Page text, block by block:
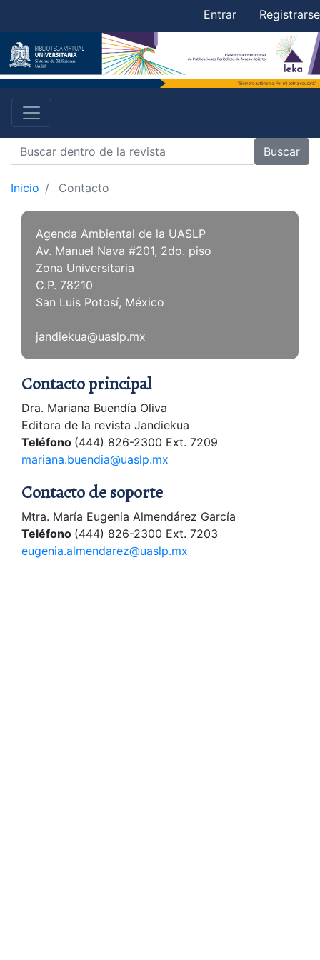
Entrar Registrarse
Buscar
Inicio Contacto
Agenda Ambiental de la UASLP
Av. Manuel Nava #201, 2do. piso
Zona Universitaria
C.P. 78210
San Luis Potosí, México
jandiekua@uaslp.mx
Contacto principal
Dra. Mariana Buendía Oliva
Editora de la revista Jandiekua
Teléfono (444) 826-2300 Ext. 7209
mariana.buendia@uaslp.mx
Contacto de soporte
Mtra. María Eugenia Almendárez García
Teléfono (444) 826-2300 Ext. 7203
eugenia.almendarez@uaslp.mx